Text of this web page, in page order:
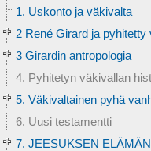
1. Uskonto ja väkivalta
2 René Girard ja pyhitetty
3 Girardin antropologia
4. Pyhitetyn väkivallan
5. Väkivaltainen pyhä
6. Uusi testamentti
7. JEESUKSEN